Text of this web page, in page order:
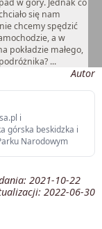
się nam
chcemy spędzić
a w
pokładzie małego,
...
Autor
i
górska beskidzka i
Narodowym
2021-10-22
2022-06-30